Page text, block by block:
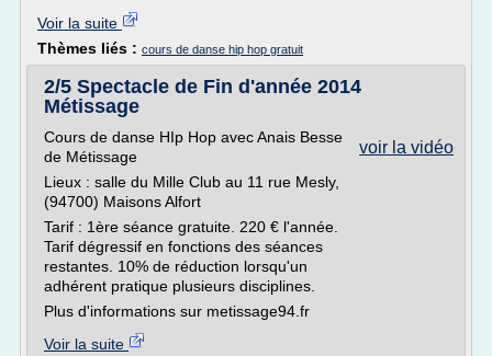
Voir la suite
Thèmes liés : cours de danse hip hop gratuit
2/5 Spectacle de Fin d'année 2014
Métissage
voir la vidéo
Cours de danse HIp Hop avec Anais Besse
de Métissage
Lieux : salle du Mille Club au 11 rue Mesly,
(94700) Maisons Alfort
Tarif : 1ère séance gratuite. 220 € l'année.
Tarif dégressif en fonctions des séances
restantes. 10% de réduction lorsqu'un
adhérent pratique plusieurs disciplines.
Plus d'informations sur metissage94.fr
Voir la suite